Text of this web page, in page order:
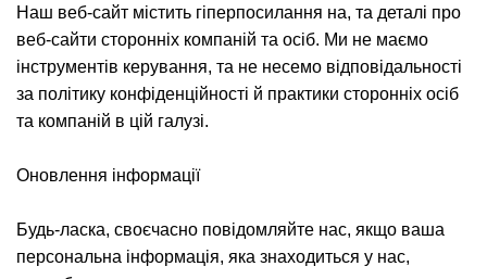
Наш веб-сайт містить гіперпосилання на, та деталі про
веб-сайти сторонніх компаній та осіб. Ми не маємо
інструментів керування, та не несемо відповідальності
за політику конфіденційності й практики сторонніх осіб
та компаній в цій галузі.
Оновлення інформації
Будь-ласка, своєчасно повідомляйте нас, якщо ваша
персональна інформація, яка знаходиться у нас,